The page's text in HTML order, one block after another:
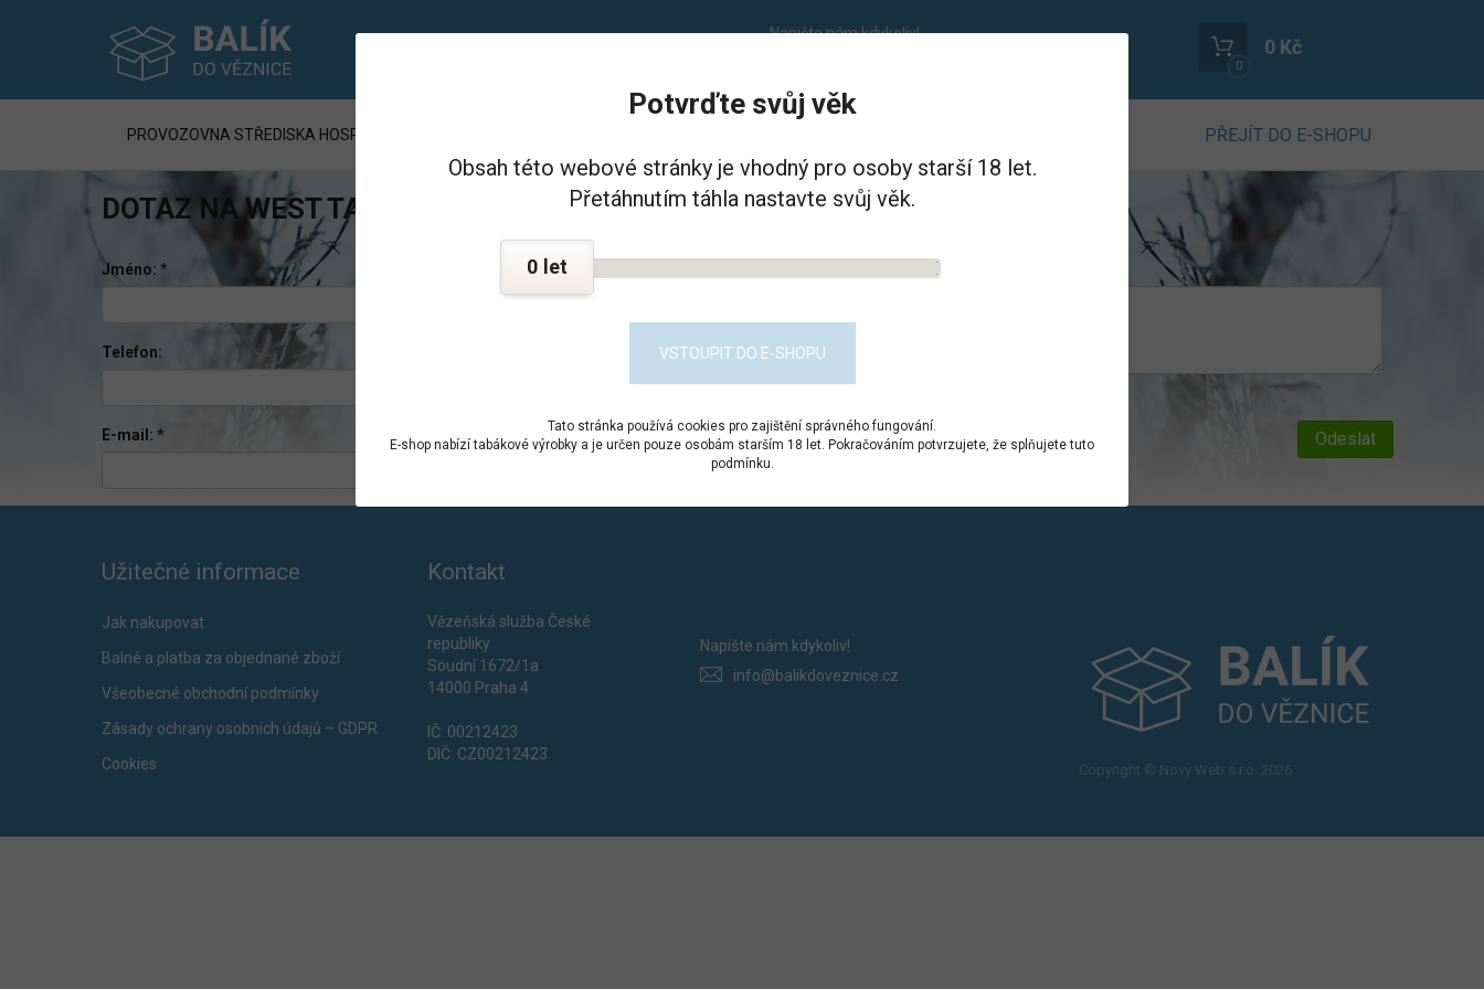
Napište nám kdykoliv!
0
0 Kč
PROVOZOVNA STŘEDISKA HOSPODÁŘSKÉ ČINNNOSTI VĚZNICE - PSHČ PŘEJÍT DO E-SHOPU
DOTAZ NA WEST TABÁK 99G
Jméno: *
Telefon:
E-mail: *
Užitečné informace
Jak nakupovat
Balné a platba za objednané zboží
Všeobecné obchodní podmínky
Zásady ochrany osobních údajů – GDPR
Cookies
Kontakt
Vězeňská služba České
republiky
Soudní 1672/1a
14000 Praha 4
IČ: 00212423
DIČ: CZ00212423
Napište nám kdykoliv!
info@balikdoveznice.cz
Copyright © Novy Web s.r.o. 2026
Potvrďte svůj věk
Obsah této webové stránky je vhodný pro osoby starší 18 let.
Přetáhnutím táhla nastavte svůj věk.
0
VSTOUPIT DO E-SHOPU
Tato stránka používá cookies pro zajištění správného fungování.
E-shop nabízí tabákové výrobky a je určen pouze osobám starším 18 let. Pokračováním potvrzujete, že splňujete tuto
podmínku.